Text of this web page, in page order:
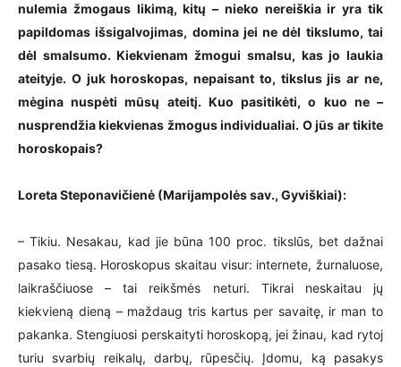
nulemia žmogaus likimą, kitų – nieko nereiškia ir yra tik
papildomas išsigalvojimas, domina jei ne dėl tikslumo, tai
dėl smalsumo. Kiekvienam žmogui smalsu, kas jo laukia
ateityje. O juk horoskopas, nepaisant to, tikslus jis ar ne,
mėgina nuspėti mūsų ateitį. Kuo pasitikėti, o kuo ne –
nusprendžia kiekvienas žmogus individualiai. O jūs ar tikite
horoskopais?
Loreta Steponavičienė (Marijampolės sav., Gyviškiai):
– Tikiu. Nesakau, kad jie būna 100 proc. tikslūs, bet dažnai
pasako tiesą. Horoskopus skaitau visur: internete, žurnaluose,
laikraščiuose – tai reikšmės neturi. Tikrai neskaitau jų
kiekvieną dieną – maždaug tris kartus per savaitę, ir man to
pakanka. Stengiuosi perskaityti horoskopą, jei žinau, kad rytoj
turiu svarbių reikalų, darbų, rūpesčių. Įdomu, ką pasakys